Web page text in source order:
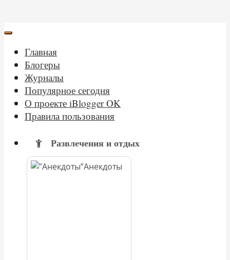
Главная
Блогеры
Журналы
Популярное сегодня
О проекте iBlogger OK
Правила пользования
Развлечения и отдых
Анекдоты